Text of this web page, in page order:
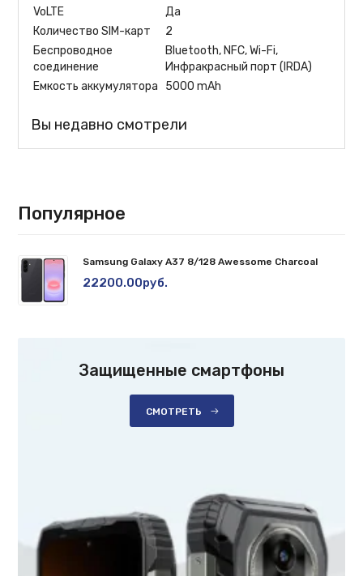
VoLTE
Да
Количество SIM-карт
2
Беспроводное
соединение
Bluetooth, NFC, Wi-Fi,
Инфракрасный порт (IRDA)
Емкость аккумулятора
5000 mAh
Вы недавно смотрели
Популярное
Samsung Galaxy A37 8/128 Awessome Charcoal
22200.00руб.
Защищенные смартфоны
СМОТРЕТЬ